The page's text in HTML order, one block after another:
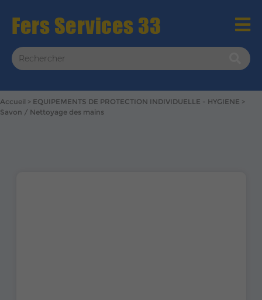
Accueil
EQUIPEMENTS DE PROTECTION INDIVIDUELLE - HYGIENE
Savon / Nettoyage des mains